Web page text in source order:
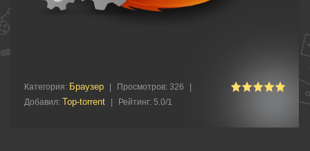
Категория: Браузер Просмотров: 326
Добавил: Top-torrent Рейтинг: 5.0/1